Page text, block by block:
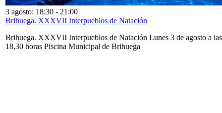
3 agosto: 18:30 - 21:00
Brihuega. XXXVII Interpueblos de Natación
Brihuega. XXXVII Interpueblos de Natación Lunes 3 de agosto a las
18,30 horas Piscina Municipal de Brihuega